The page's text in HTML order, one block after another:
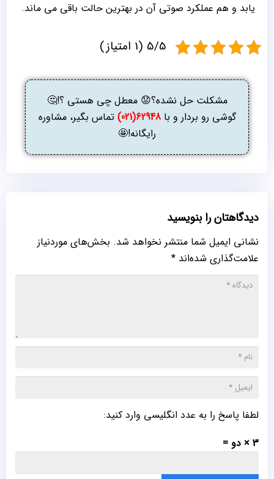
یابد و هم عملکرد صوتی آن در بهترین حالت باقی می ‌ماند.
5/5 (1 امتیاز)
مشکلت حل نشده؟😟 معطل چی هستی ؟!🤔
گوشی رو بردار و با62948(021)
تماس بگیر، مشاوره
رایگانه!🤩
دیدگاهتان را بنویسید
نشانی ایمیل شما منتشر نخواهد شد. بخش‌های موردنیاز
علامت‌گذاری شده‌اند *
لطفا پاسخ را به عدد انگلیسی وارد کنید:
3 × دو =